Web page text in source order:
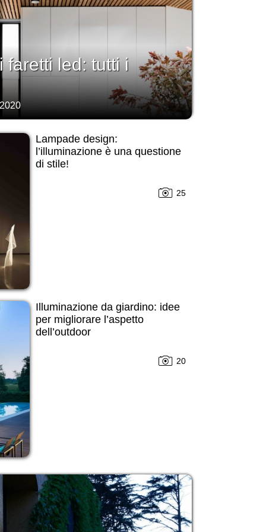
faretti led: tutti i
Lampade design:
l’illuminazione è una questione
di stile!
25
Illuminazione da giardino: idee
per migliorare l’aspetto
dell’outdoor
20